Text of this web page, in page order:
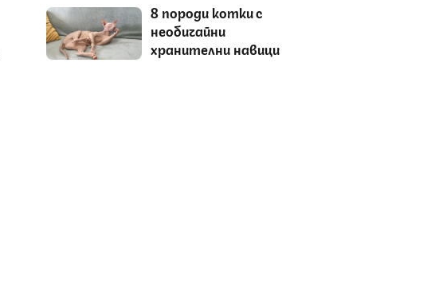
8 породи котки с
необичайни
хранителни навици